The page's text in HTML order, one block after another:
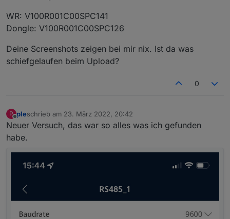
WR: V100R001C00SPC141
Dongle: V100R001C00SPC126
Deine Screenshots zeigen bei mir nix. Ist da was
schiefgelaufen beim Upload?
0
P
Offline
pleschrieb am 23. März 2022, 20:42
zuletzt editiert von
Neuer Versuch, das war so alles was ich gefunden
habe.